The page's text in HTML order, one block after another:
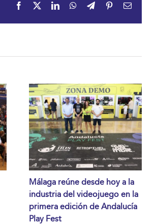
Facebook LinkedInWhatsApp
TelegramPinterestEmail
Málaga reúne desde hoy a la
industria del videojuego en la
primera edición de Andalucía
Play Fest